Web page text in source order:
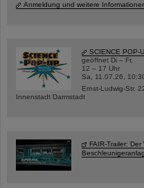
Anmeldung und weitere
SCIENCE POP-
geöffnet Di – Fr,
12 – 17 Uhr
Sa, 11.07.26,
Ernst-Ludwig-Str.
Innenstadt Darmstadt
FAIR-Trailer: